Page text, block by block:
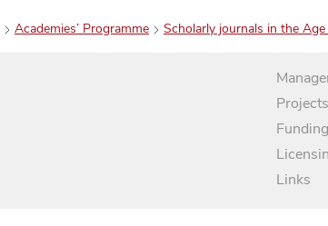
Academies’ Programme Scholarly journals in the
Funding
Links